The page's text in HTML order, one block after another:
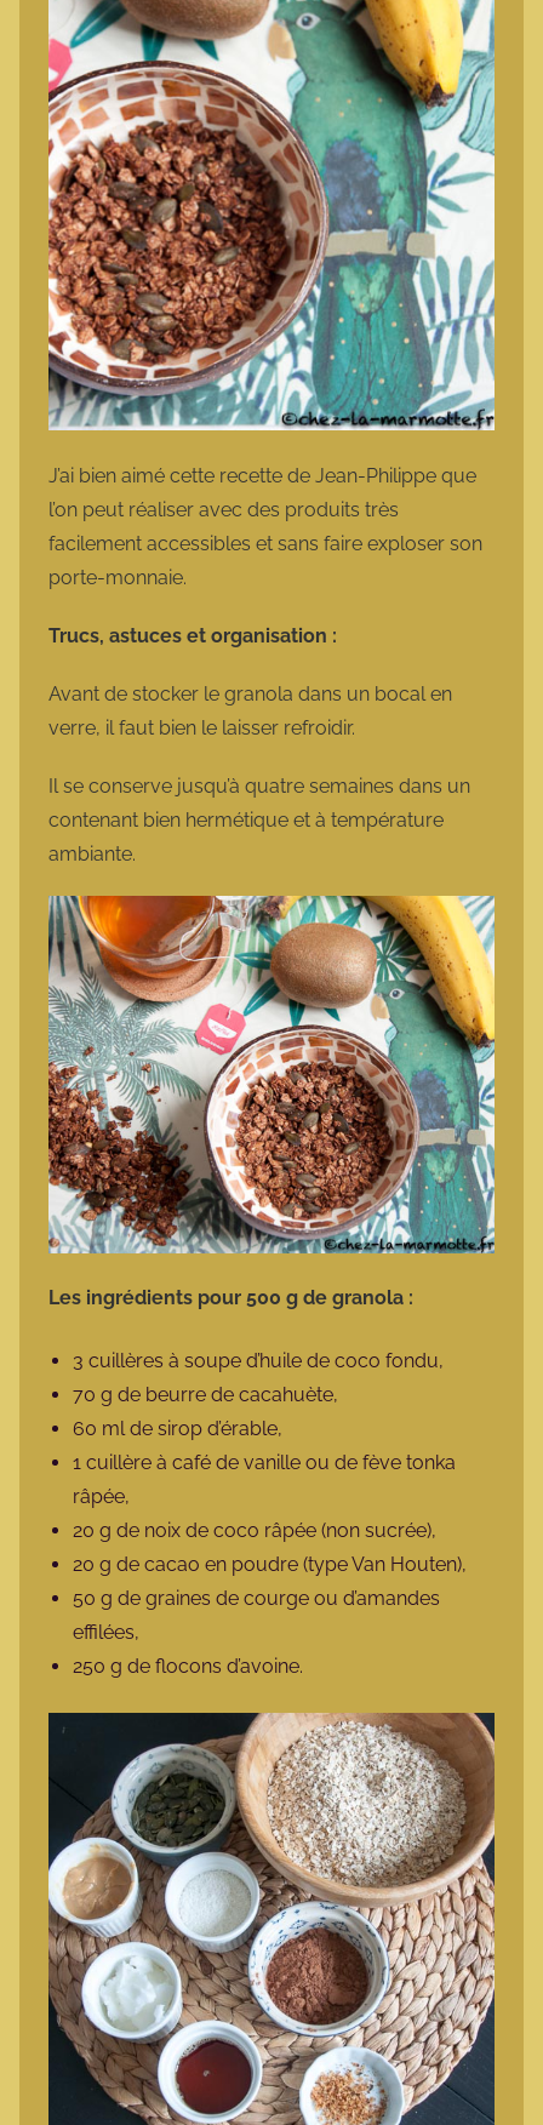
J’ai bien aimé cette recette de Jean-Philippe que
l’on peut réaliser avec des produits très
facilement accessibles et sans faire exploser son
porte-monnaie.
Trucs, astuces et organisation :
Avant de stocker le granola dans un bocal en
verre, il faut bien le laisser refroidir.
Il se conserve jusqu’à quatre semaines dans un
contenant bien hermétique et à température
ambiante.
Les ingrédients pour 500 g de granola :
3 cuillères à soupe d’huile de coco fondu,
70 g de beurre de cacahuète,
60 ml de sirop d’érable,
1 cuillère à café de vanille ou de fève tonka
râpée,
20 g de noix de coco râpée (non sucrée),
20 g de cacao en poudre (type Van Houten),
50 g de graines de courge ou d’amandes
effilées,
250 g de flocons d’avoine.